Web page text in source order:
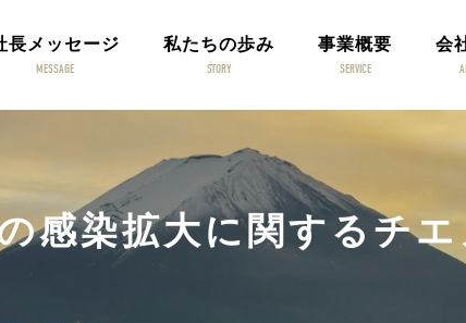
長メッセージ
MESSAGE
私たちの歩み
STORY
事業概要
SERVICE
会
感染拡大に関するチ